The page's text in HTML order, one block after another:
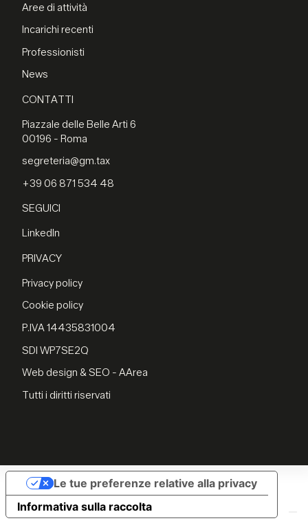
Aree di attività
Incarichi recenti
Professionisti
News
CONTATTI
Piazzale delle Belle Arti 6
00196 - Roma
segreteria@gm.tax
+39 06 871 534 48
SEGUICI
LinkedIn
PRIVACY
Privacy policy
Cookie policy
P.IVA 14435831004
SDI WP7SE2Q
Web design & SEO - AArea
Tutti i diritti riservati
Informativa sulla raccolta
Le tue preferenze relative alla privacy